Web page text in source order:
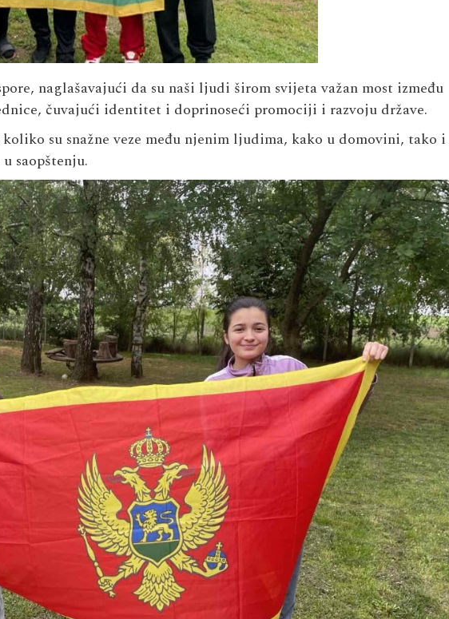
naglašavajući da su naši ljudi širom svijeta važan most između
čuvajući identitet i doprinoseći promociji i razvoju države.
su snažne veze među njenim ljudima, kako u domovini, tako i
saopštenju.